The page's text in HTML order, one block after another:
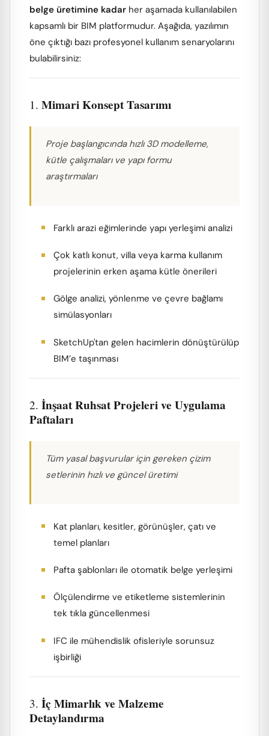
belge üretimine kadar her aşamada kullanılabilen
kapsamlı bir BIM platformudur. Aşağıda, yazılımın
öne çıktığı bazı profesyonel kullanım senaryolarını
bulabilirsiniz:
1. Mimari Konsept Tasarımı
Proje başlangıcında hızlı 3D modelleme,
kütle çalışmaları ve yapı formu
araştırmaları
Farklı arazi eğimlerinde yapı yerleşimi analizi
Çok katlı konut, villa veya karma kullanım
projelerinin erken aşama kütle önerileri
Gölge analizi, yönlenme ve çevre bağlamı
simülasyonları
SketchUp'tan gelen hacimlerin dönüştürülüp
BIM’e taşınması
2. İnşaat Ruhsat Projeleri ve Uygulama
Paftaları
Tüm yasal başvurular için gereken çizim
setlerinin hızlı ve güncel üretimi
Kat planları, kesitler, görünüşler, çatı ve
temel planları
Pafta şablonları ile otomatik belge yerleşimi
Ölçülendirme ve etiketleme sistemlerinin
tek tıkla güncellenmesi
IFC ile mühendislik ofisleriyle sorunsuz
işbirliği
3. İç Mimarlık ve Malzeme
Detaylandırma